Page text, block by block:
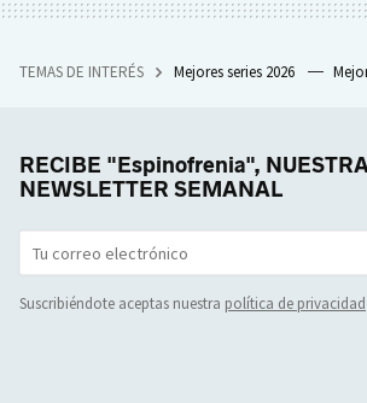
TEMAS DE INTERÉS Mejores series 2026
RECIBE "Espinofrenia",
NEWSLETTER SEMANAL
Suscribiéndote aceptas nuestra política de privacidad